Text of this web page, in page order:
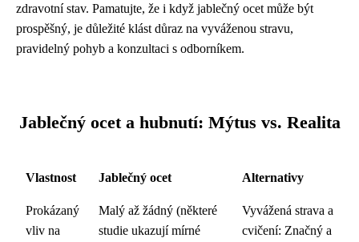
zdravotní stav. Pamatujte, že i když jablečný ocet může být
prospěšný, je důležité klást důraz na vyváženou stravu,
pravidelný pohyb a konzultaci s odborníkem.
Jablečný ocet a hubnutí: Mýtus vs. Realita
Vlastnost Jablečný ocet Alternativy
Prokázaný
vliv na
Malý až žádný (některé
studie ukazují mírné
Vyvážená strava a
cvičení: Značný a